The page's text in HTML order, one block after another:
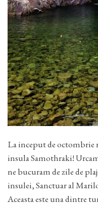
La inceput de octombrie
insula Samothraki!
ne bucuram de zile de
insulei, Sanctuar al
Aceasta este una dintre